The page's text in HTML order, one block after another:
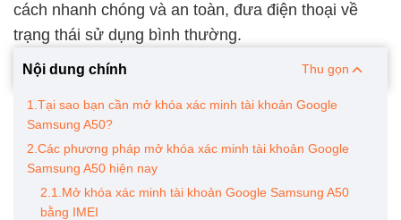
cách nhanh chóng và an toàn, đưa điện thoại về
trạng thái sử dụng bình thường.
Nội dung chính Thu gọn
1.Tại sao bạn cần mở khóa xác minh tài khoản Google
Samsung A50?
2.Các phương pháp mở khóa xác minh tài khoản Google
Samsung A50 hiện nay
2.1.Mở khóa xác minh tài khoản Google Samsung A50
bằng IMEI